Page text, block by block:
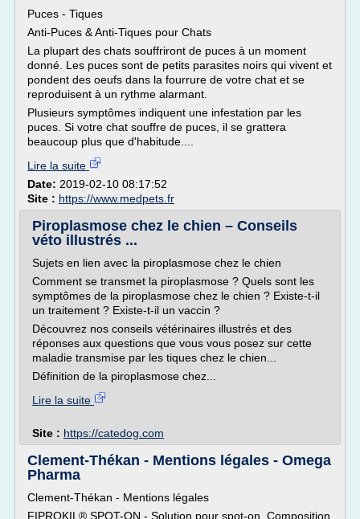
Puces - Tiques
Anti-Puces & Anti-Tiques pour Chats
La plupart des chats souffriront de puces à un moment
donné. Les puces sont de petits parasites noirs qui vivent et
pondent des oeufs dans la fourrure de votre chat et se
reproduisent à un rythme alarmant.
Plusieurs symptômes indiquent une infestation par les
puces. Si votre chat souffre de puces, il se grattera
beaucoup plus que d'habitude....
Lire la suite
Date: 2019-02-10 08:17:52
Site : https://www.medpets.fr
Piroplasmose chez le chien – Conseils
véto illustrés ...
Sujets en lien avec la piroplasmose chez le chien
Comment se transmet la piroplasmose ? Quels sont les
symptômes de la piroplasmose chez le chien ? Existe-t-il
un traitement ? Existe-t-il un vaccin ?
Découvrez nos conseils vétérinaires illustrés et des
réponses aux questions que vous vous posez sur cette
maladie transmise par les tiques chez le chien...
Définition de la piroplasmose chez...
Lire la suite
Site : https://catedog.com
Clement-Thékan - Mentions légales - Omega
Pharma
Clement-Thékan - Mentions légales
FIPROKIL® SPOT-ON - Solution pour spot-on. Composition